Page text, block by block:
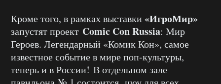
Кроме того, в рамках выставки «ИгроМир»
запустят проект Comic Con Russia: Мир
Героев. Легендарный «Комик Кон», самое
известное событие в мире поп-культуры,
теперь и в России! В отдельном зале